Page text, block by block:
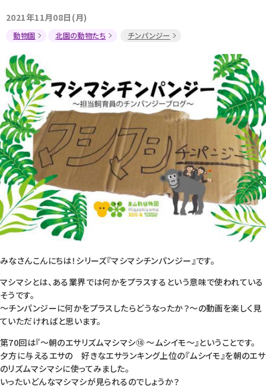
2021年11月08日(月)
動物園 北園の動物たち チンパンジー
みなさんこんにちは！シリーズ『マシマシチンパンジー』です。
マシマシとは、ある業界では何かをプラスするという意味で使われている
そうです。
～チンパンジーに何かをプラスしたらどうなったか？～の動画を楽しく見
ていただければと思います。
第70回は『～朝のエサリズムマシマシ⑱ ～ムシイモ～』ということです。
夕方に与えるエサの 好きなエサランキング上位の『ムシイモ』を朝のエサ
のリズムマシマシに使ってみました。
いったいどんなマシマシが見られるのでしょうか？